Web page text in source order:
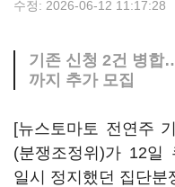
수정: 2026-06-12 11:17:28
기존 신청 2건 병합
까지 추가 모집
[뉴스토마토 전연주
(분쟁조정위)가 12일
일시 정지했던 집단분